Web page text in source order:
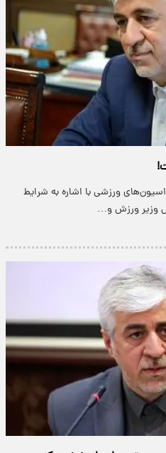
ورزشی با اشاره به شرایط
وزیر ورزش و…